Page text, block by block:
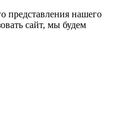
представления нашего
сайт, мы будем